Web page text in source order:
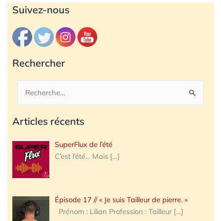
Suivez-nous
Rechercher
Rechercher :
Articles récents
SuperFlux de l’été
C’est l’été… Mais […]
Épisode 17 // « Je suis Tailleur de pierre. »
Prénom : Lilian Profession : Tailleur […]
Archives